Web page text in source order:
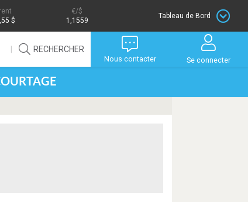
$
/$
1,1559
Tableau de Bord
RECHERCHER
Nous contacter Se connecter